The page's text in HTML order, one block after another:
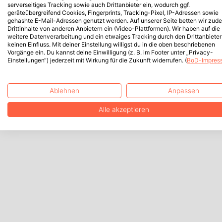
serverseitiges Tracking sowie auch Drittanbieter ein, wodurch ggf.
geräteübergreifend Cookies, Fingerprints, Tracking-Pixel, IP-Adressen sowie
gehashte E-Mail-Adressen genutzt werden. Auf unserer Seite betten wir
Drittinhalte von anderen Anbietern ein (Video-Plattformen). Wir haben auf die
weitere Datenverarbeitung und ein etwaiges Tracking durch den Drittanbieter
keinen Einfluss. Mit deiner Einstellung willigst du in die oben beschriebenen
Vorgänge ein. Du kannst deine Einwilligung (z. B. im Footer unter „Privacy-
Einstellungen“) jederzeit mit Wirkung für die Zukunft widerrufen. (BoD-
Ablehnen Anpassen
Alle akzeptieren